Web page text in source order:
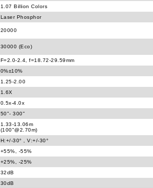
1.07 Billion Colors
Laser Phosphor
20000
30000 (Eco)
F=2.0-2.4, f=18.72-29.59mm
0%±10%
1.25-2.00
1.6X
0.5x-4.0x
50"- 300"
1.33-13.06m
(100"@2.70m)
H:+/-30° , V:+/-30°
+55%, -55%
+25%, -25%
32dB
30dB